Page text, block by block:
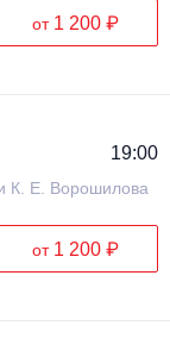
от 1 200 ₽
19:00
К. Е. Ворошилова
от 1 200 ₽